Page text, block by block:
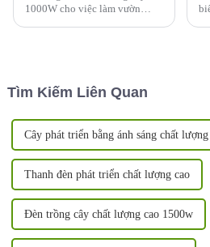
1000W cho việc làm vườn
Tìm Kiếm Liên Quan
Cây phát triển bằng ánh sáng chất lượng
Thanh đèn phát triển chất lượng cao
Đèn trồng cây chất lượng cao 1500w